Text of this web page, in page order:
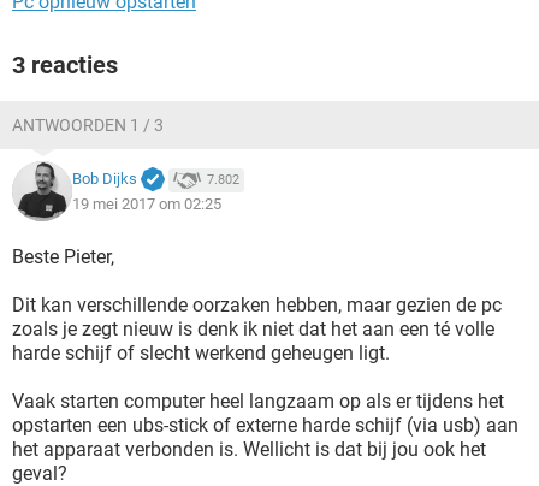
3 reacties
ANTWOORDEN 1 / 3
Bob Dijks 7.802
19 mei 2017 om 02:25
Beste Pieter,
Dit kan verschillende oorzaken hebben, maar gezien de pc
zoals je zegt nieuw is denk ik niet dat het aan een té volle
harde schijf of slecht werkend geheugen ligt.
Vaak starten computer heel langzaam op als er tijdens het
opstarten een ubs-stick of externe harde schijf (via usb) aan
het apparaat verbonden is. Wellicht is dat bij jou ook het
geval?